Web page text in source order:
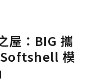
屋：BIG 攜
模